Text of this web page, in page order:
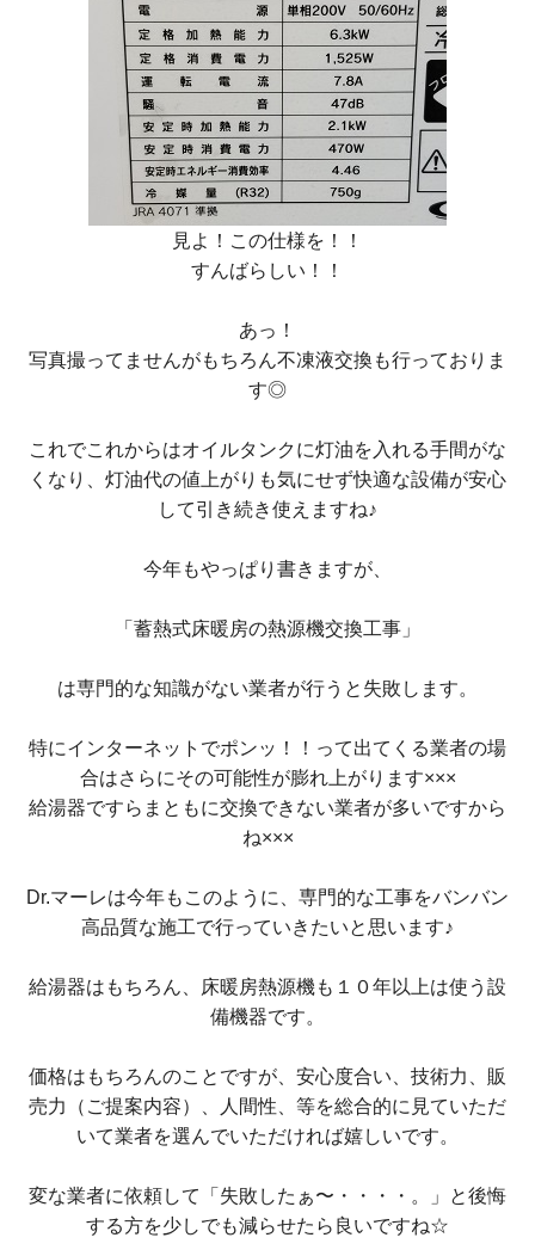
見よ！この仕様を！！
すんばらしい！！
あっ！
写真撮ってませんがもちろん不凍液交換も行っておりま
す◎
これでこれからはオイルタンクに灯油を入れる手間がな
くなり、灯油代の値上がりも気にせず快適な設備が安心
して引き続き使えますね♪
今年もやっぱり書きますが、
「蓄熱式床暖房の熱源機交換工事」
は専門的な知識がない業者が行うと失敗します。
特にインターネットでポンッ！！って出てくる業者の場
合はさらにその可能性が膨れ上がります×××
給湯器ですらまともに交換できない業者が多いですから
ね×××
Dr.マーレは今年もこのように、専門的な工事をバンバン
高品質な施工で行っていきたいと思います♪
給湯器はもちろん、床暖房熱源機も１０年以上は使う設
備機器です。
価格はもちろんのことですが、安心度合い、技術力、販
売力（ご提案内容）、人間性、等を総合的に見ていただ
いて業者を選んでいただければ嬉しいです。
変な業者に依頼して「失敗したぁ〜・・・・。」と後悔
する方を少しでも減らせたら良いですね☆